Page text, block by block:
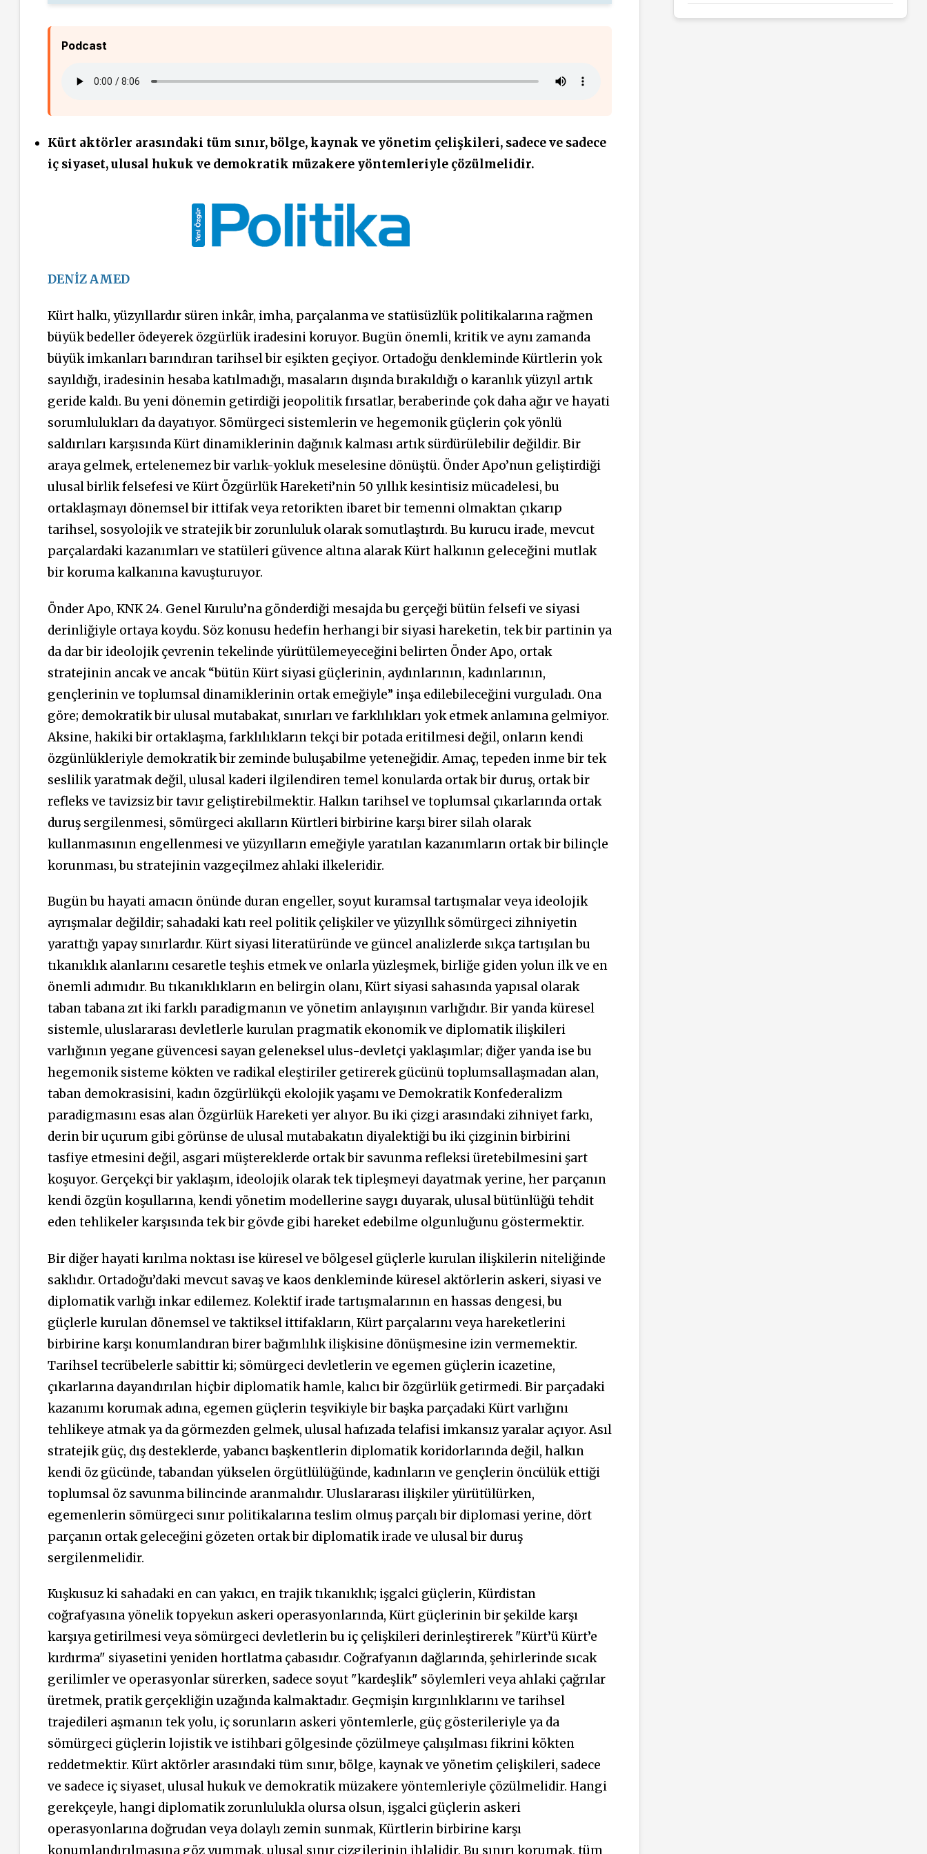
Podcast
Kürt aktörler arasındaki tüm sınır, bölge, kaynak ve yönetim çelişkileri, sadece ve sadece
iç siyaset, ulusal hukuk ve demokratik müzakere yöntemleriyle çözülmelidir.
DENİZ AMED
Kürt halkı, yüzyıllardır süren inkâr, imha, parçalanma ve statüsüzlük politikalarına rağmen
büyük bedeller ödeyerek özgürlük iradesini koruyor. Bugün önemli, kritik ve aynı zamanda
büyük imkanları barındıran tarihsel bir eşikten geçiyor. Ortadoğu denkleminde Kürtlerin yok
sayıldığı, iradesinin hesaba katılmadığı, masaların dışında bırakıldığı o karanlık yüzyıl artık
geride kaldı. Bu yeni dönemin getirdiği jeopolitik fırsatlar, beraberinde çok daha ağır ve hayati
sorumlulukları da dayatıyor. Sömürgeci sistemlerin ve hegemonik güçlerin çok yönlü
saldırıları karşısında Kürt dinamiklerinin dağınık kalması artık sürdürülebilir değildir. Bir
araya gelmek, ertelenemez bir varlık-yokluk meselesine dönüştü. Önder Apo’nun geliştirdiği
ulusal birlik felsefesi ve Kürt Özgürlük Hareketi’nin 50 yıllık kesintisiz mücadelesi, bu
ortaklaşmayı dönemsel bir ittifak veya retorikten ibaret bir temenni olmaktan çıkarıp
tarihsel, sosyolojik ve stratejik bir zorunluluk olarak somutlaştırdı. Bu kurucu irade, mevcut
parçalardaki kazanımları ve statüleri güvence altına alarak Kürt halkının geleceğini mutlak
bir koruma kalkanına kavuşturuyor.
Önder Apo, KNK 24. Genel Kurulu’na gönderdiği mesajda bu gerçeği bütün felsefi ve siyasi
derinliğiyle ortaya koydu. Söz konusu hedefin herhangi bir siyasi hareketin, tek bir partinin ya
da dar bir ideolojik çevrenin tekelinde yürütülemeyeceğini belirten Önder Apo, ortak
stratejinin ancak ve ancak “bütün Kürt siyasi güçlerinin, aydınlarının, kadınlarının,
gençlerinin ve toplumsal dinamiklerinin ortak emeğiyle” inşa edilebileceğini vurguladı. Ona
göre; demokratik bir ulusal mutabakat, sınırları ve farklılıkları yok etmek anlamına gelmiyor.
Aksine, hakiki bir ortaklaşma, farklılıkların tekçi bir potada eritilmesi değil, onların kendi
özgünlükleriyle demokratik bir zeminde buluşabilme yeteneğidir. Amaç, tepeden inme bir tek
seslilik yaratmak değil, ulusal kaderi ilgilendiren temel konularda ortak bir duruş, ortak bir
refleks ve tavizsiz bir tavır geliştirebilmektir. Halkın tarihsel ve toplumsal çıkarlarında ortak
duruş sergilenmesi, sömürgeci akılların Kürtleri birbirine karşı birer silah olarak
kullanmasının engellenmesi ve yüzyılların emeğiyle yaratılan kazanımların ortak bir bilinçle
korunması, bu stratejinin vazgeçilmez ahlaki ilkeleridir.
Bugün bu hayati amacın önünde duran engeller, soyut kuramsal tartışmalar veya ideolojik
ayrışmalar değildir; sahadaki katı reel politik çelişkiler ve yüzyıllık sömürgeci zihniyetin
yarattığı yapay sınırlardır. Kürt siyasi literatüründe ve güncel analizlerde sıkça tartışılan bu
tıkanıklık alanlarını cesaretle teşhis etmek ve onlarla yüzleşmek, birliğe giden yolun ilk ve en
önemli adımıdır. Bu tıkanıklıkların en belirgin olanı, Kürt siyasi sahasında yapısal olarak
taban tabana zıt iki farklı paradigmanın ve yönetim anlayışının varlığıdır. Bir yanda küresel
sistemle, uluslararası devletlerle kurulan pragmatik ekonomik ve diplomatik ilişkileri
varlığının yegane güvencesi sayan geleneksel ulus-devletçi yaklaşımlar; diğer yanda ise bu
hegemonik sisteme kökten ve radikal eleştiriler getirerek gücünü toplumsallaşmadan alan,
taban demokrasisini, kadın özgürlükçü ekolojik yaşamı ve Demokratik Konfederalizm
paradigmasını esas alan Özgürlük Hareketi yer alıyor. Bu iki çizgi arasındaki zihniyet farkı,
derin bir uçurum gibi görünse de ulusal mutabakatın diyalektiği bu iki çizginin birbirini
tasfiye etmesini değil, asgari müştereklerde ortak bir savunma refleksi üretebilmesini şart
koşuyor. Gerçekçi bir yaklaşım, ideolojik olarak tek tipleşmeyi dayatmak yerine, her parçanın
kendi özgün koşullarına, kendi yönetim modellerine saygı duyarak, ulusal bütünlüğü tehdit
eden tehlikeler karşısında tek bir gövde gibi hareket edebilme olgunluğunu göstermektir.
Bir diğer hayati kırılma noktası ise küresel ve bölgesel güçlerle kurulan ilişkilerin niteliğinde
saklıdır. Ortadoğu’daki mevcut savaş ve kaos denkleminde küresel aktörlerin askeri, siyasi ve
diplomatik varlığı inkar edilemez. Kolektif irade tartışmalarının en hassas dengesi, bu
güçlerle kurulan dönemsel ve taktiksel ittifakların, Kürt parçalarını veya hareketlerini
birbirine karşı konumlandıran birer bağımlılık ilişkisine dönüşmesine izin vermemektir.
Tarihsel tecrübelerle sabittir ki; sömürgeci devletlerin ve egemen güçlerin icazetine,
çıkarlarına dayandırılan hiçbir diplomatik hamle, kalıcı bir özgürlük getirmedi. Bir parçadaki
kazanımı korumak adına, egemen güçlerin teşvikiyle bir başka parçadaki Kürt varlığını
tehlikeye atmak ya da görmezden gelmek, ulusal hafızada telafisi imkansız yaralar açıyor. Asıl
stratejik güç, dış desteklerde, yabancı başkentlerin diplomatik koridorlarında değil, halkın
kendi öz gücünde, tabandan yükselen örgütlülüğünde, kadınların ve gençlerin öncülük ettiği
toplumsal öz savunma bilincinde aranmalıdır. Uluslararası ilişkiler yürütülürken,
egemenlerin sömürgeci sınır politikalarına teslim olmuş parçalı bir diplomasi yerine, dört
parçanın ortak geleceğini gözeten ortak bir diplomatik irade ve ulusal bir duruş
sergilenmelidir.
Kuşkusuz ki sahadaki en can yakıcı, en trajik tıkanıklık; işgalci güçlerin, Kürdistan
coğrafyasına yönelik topyekun askeri operasyonlarında, Kürt güçlerinin bir şekilde karşı
karşıya getirilmesi veya sömürgeci devletlerin bu iç çelişkileri derinleştirerek "Kürt’ü Kürt’e
kırdırma" siyasetini yeniden hortlatma çabasıdır. Coğrafyanın dağlarında, şehirlerinde sıcak
gerilimler ve operasyonlar sürerken, sadece soyut "kardeşlik" söylemleri veya ahlaki çağrılar
üretmek, pratik gerçekliğin uzağında kalmaktadır. Geçmişin kırgınlıklarını ve tarihsel
trajedileri aşmanın tek yolu, iç sorunların askeri yöntemlerle, güç gösterileriyle ya da
sömürgeci güçlerin lojistik ve istihbari gölgesinde çözülmeye çalışılması fikrini kökten
reddetmektir. Kürt aktörler arasındaki tüm sınır, bölge, kaynak ve yönetim çelişkileri, sadece
ve sadece iç siyaset, ulusal hukuk ve demokratik müzakere yöntemleriyle çözülmelidir. Hangi
gerekçeyle, hangi diplomatik zorunlulukla olursa olsun, işgalci güçlerin askeri
operasyonlarına doğrudan veya dolaylı zemin sunmak, Kürtlerin birbirine karşı
konumlandırılmasına göz yummak, ulusal sınır çizgilerinin ihlalidir. Bu sınırı korumak, tüm